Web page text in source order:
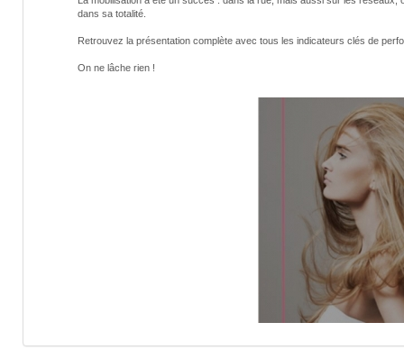
dans sa totalité.
Retrouvez la présentation complète avec tous les indicateurs clés de
On ne lâche rien !